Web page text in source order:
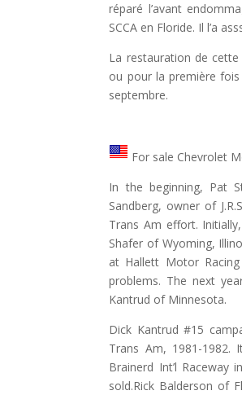
réparé l’avant
SCCA en Floride. Il l’a
La restauration de
ou pour la première
septembre.
For sale Chevrolet
In the beginning, Pat
Sandberg, owner of
Trans Am effort.
Shafer of Wyoming,
at Hallett Motor
problems. The next
Kantrud of Minnesota.
Dick Kantrud #15
Trans Am, 1981-
Brainerd Int’l
sold.Rick Balderson of